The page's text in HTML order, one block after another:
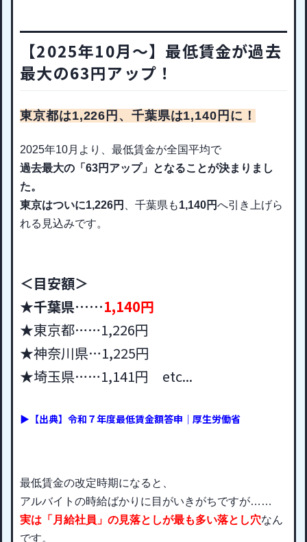
【2025年10月～】最低賃金が過去
最大の63円アップ！
東京都は1,226円、千葉県は1,140円に！
2025年10月より、最低賃金が全国平均で
過去最大の「63円アップ」となることが決まりまし
た。
東京はついに1,226円
、千葉県も1,140円へ引き上げら
れる見込みです。
＜目安額＞
★千葉県……1,140円
★東京都……1,226円
★神奈川県…1,225円
★埼玉県……1,141円 etc...
▶【出典】令和７年度最低賃金額答申｜厚生労働省
最低賃金の改定時期になると、
アルバイトの時給ばかりに目がいきがちですが……
実は「月給社員」の見落としが最も多い落とし穴なん
です。